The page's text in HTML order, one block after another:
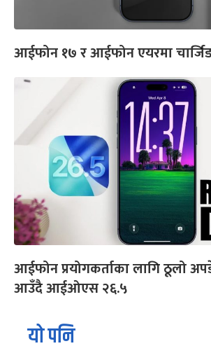
आईफोन १७ र आईफोन एयरमा
आईफोन प्रयोगकर्ताका लागि ठूलो
आउँदै आईओएस २६.५
यो पनि